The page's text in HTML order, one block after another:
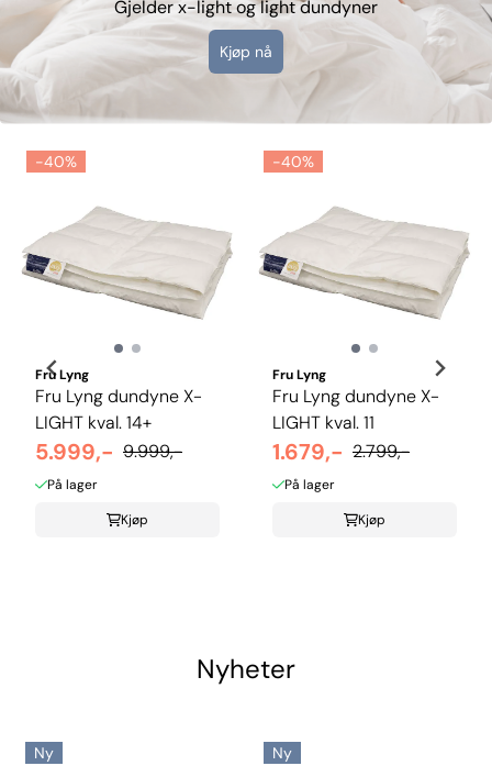
Gjelder x-light og light dundyner
Kjøp nå
-40%
Fru Lyng
Fru Lyng dundyne X-
LIGHT kval. 14+
5.999,- 9.999,-
På lager
Kjøp
-40%
Fru Lyng
Fru Lyng dundyne X-
LIGHT kval. 11
1.679,- 2.799,-
På lager
Kjøp
Nyheter
Ny Ny